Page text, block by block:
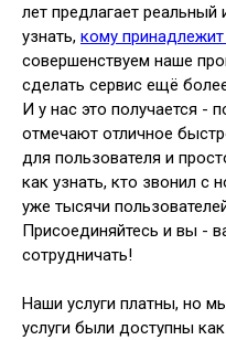
лет предлагает
узнать, кому
совершенствуем наше
сделать сервис ещё
И у нас это получается -
отмечают отличное
для пользователя и
как узнать, кто звонил с
уже тысячи
Присоединяйтесь и вы -
сотрудничать!
Наши услуги платны, но
услуги были доступны